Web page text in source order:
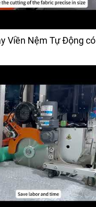
Viền Nệm Tự Động